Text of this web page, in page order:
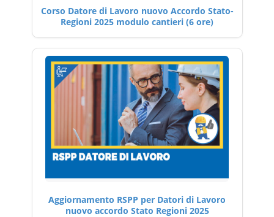
Corso Datore di Lavoro nuovo Accordo Stato-
Regioni 2025 modulo cantieri (6 ore)
Aggiornamento RSPP per Datori di Lavoro
nuovo accordo Stato Regioni 2025